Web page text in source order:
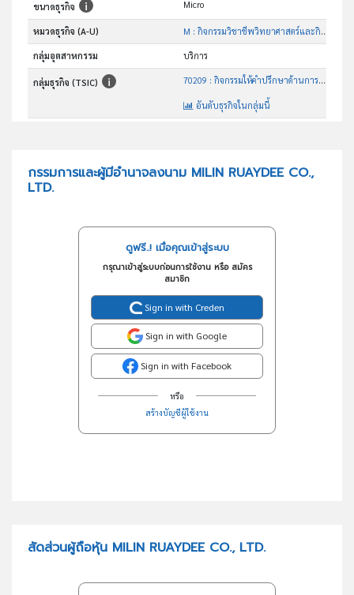
ขนาดธุรกิจ Micro
หมวดธุรกิจ (A-U) M : กิจกรรมวิชาชีพวิทยาศาสตร์และกิจกรรมทาง วิชาการ
กลุ่มอุตสาหกรรม บริการ
กลุ่มธุรกิจ (TSIC) 70209 : กิจกรรมให้คำปรึกษาด้านการบริหารจัดการอื่นๆซึ่งมิได้จัด ประเภทไว้ในที่อื่น
อันดับธุรกิจในกลุ่มนี้
กรรมการและผู้มีอำนาจลงนาม MILIN RUAYDEE CO.,
LTD.
ดูฟรี..! เมื่อคุณเข้าสู่ระบบ
กรุณาเข้าสู่ระบบก่อนการใช้งาน หรือ สมัคร
สมาชิก
Sign in with Creden
Sign in with Google
Sign in with Facebook
หรือ
สร้างบัญชีผู้ใช้งาน
สัดส่วนผู้ถือหุ้น MILIN RUAYDEE CO., LTD.